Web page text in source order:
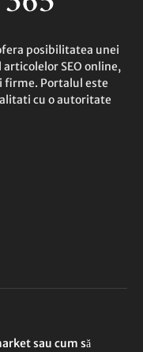
posibilitatea unei
SEO online,
firme. Portalul este
cu o autoritate
sau cum să